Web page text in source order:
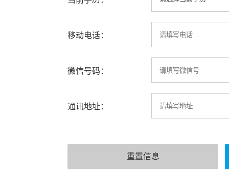
移动电话：
微信号码：
通讯地址：